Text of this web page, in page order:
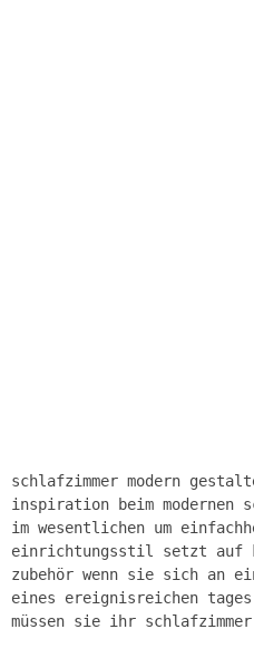
schlafzimmer modern
inspiration beim modernen
im wesentlichen um
einrichtungsstil setzt auf
zubehör wenn sie sich an
eines ereignisreichen tages
müssen sie ihr